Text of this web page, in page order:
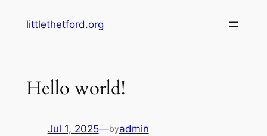
littlethetford.org
Hello world!
Jul 1, 2025—byadmin